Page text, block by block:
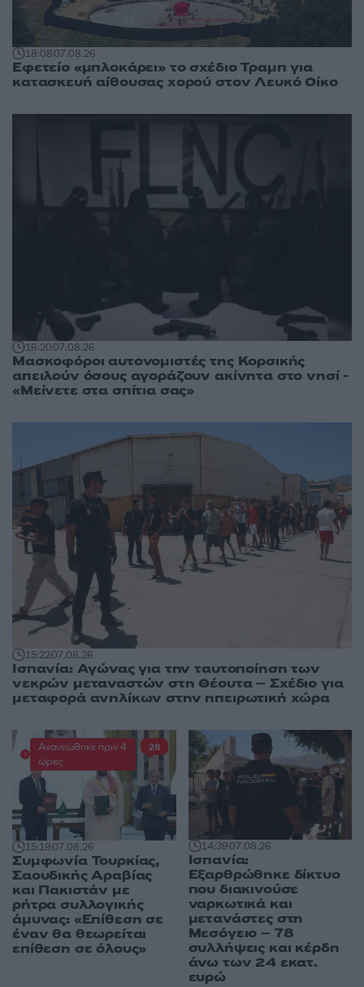
18:0807.08.26
Εφετείο «μπλοκάρει» το σχέδιο Τραμπ για
κατασκευή αίθουσας χορού στον Λευκό Οίκο
16:2007.08.26
Μασκοφόροι αυτονομιστές της Κορσικής
απειλούν όσους αγοράζουν ακίνητα στο νησί -
«Μείνετε στα σπίτια σας»
15:2207.08.26
Ισπανία: Αγώνας για την ταυτοποίηση των
νεκρών μεταναστών στη Θέουτα – Σχέδιο για
μεταφορά ανηλίκων στην ηπειρωτική χώρα
15:1907.08.26
Συμφωνία Τουρκίας,
Σαουδικής Αραβίας
και Πακιστάν με
ρήτρα συλλογικής
άμυνας: «Επίθεση σε
έναν θα θεωρείται
επίθεση σε όλους»
Ανανεώθηκε πριν 4
ώρες
28
14:3907.08.26
Ισπανία:
Εξαρθρώθηκε δίκτυο
που διακινούσε
ναρκωτικά και
μετανάστες στη
Μεσόγειο – 78
συλλήψεις και κέρδη
άνω των 24 εκατ.
ευρώ